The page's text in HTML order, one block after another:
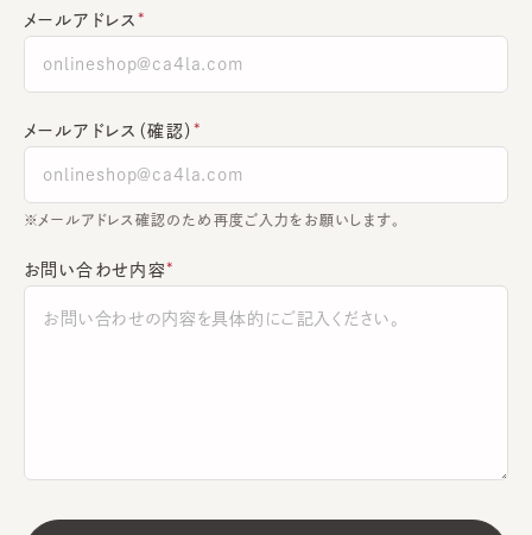
メールアドレス
メールアドレス（確認）
※メールアドレス確認のため再度ご入力をお願いします。
お問い合わせ内容